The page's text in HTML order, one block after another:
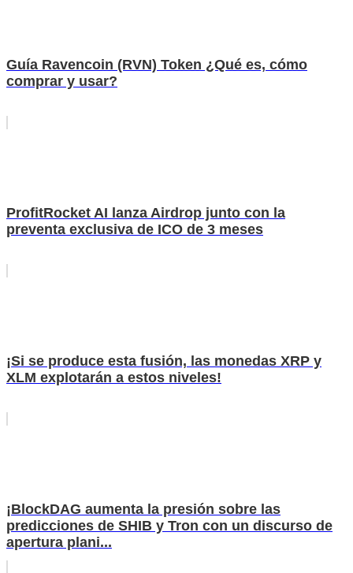
Guía Ravencoin (RVN) Token ¿Qué es, cómo
comprar y usar?
ProfitRocket AI lanza Airdrop junto con la
preventa exclusiva de ICO de 3 meses
¡Si se produce esta fusión, las monedas XRP y
XLM explotarán a estos niveles!
¡BlockDAG aumenta la presión sobre las
predicciones de SHIB y Tron con un discurso de
apertura plani...